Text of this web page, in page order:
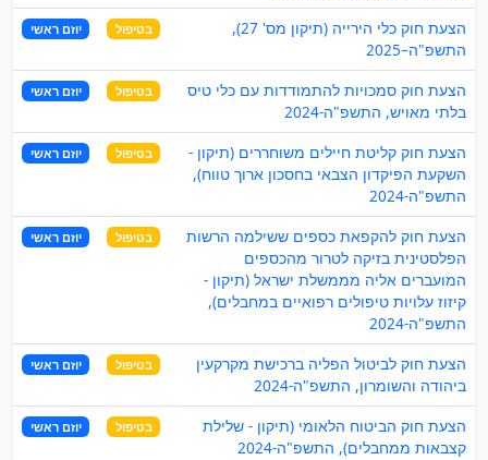
הצעת חוק כלי הירייה (תיקון מס' 27),
התשפ"ה–2025
בטיפול יוזם ראשי
הצעת חוק סמכויות להתמודדות עם כלי טיס
בלתי מאויש, התשפ"ה-2024
בטיפול יוזם ראשי
הצעת חוק קליטת חיילים משוחררים (תיקון -
השקעת הפיקדון הצבאי בחסכון ארוך טווח),
התשפ"ה-2024
בטיפול יוזם ראשי
הצעת חוק להקפאת כספים ששילמה הרשות
הפלסטינית בזיקה לטרור מהכספים
המועברים אליה מממשלת ישראל (תיקון -
קיזוז עלויות טיפולים רפואיים במחבלים),
התשפ"ה-2024
בטיפול יוזם ראשי
הצעת חוק לביטול הפליה ברכישת מקרקעין
ביהודה והשומרון, התשפ"ה-2024
בטיפול יוזם ראשי
הצעת חוק הביטוח הלאומי (תיקון - שלילת
קצבאות ממחבלים), התשפ"ה-2024
בטיפול יוזם ראשי